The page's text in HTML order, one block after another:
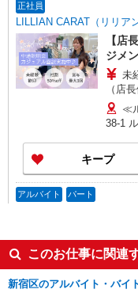
当の
時にお尋ねく
ン実
正社員
LILLIAN CARAT（リリア
【店
ジメ
未
（店
含む） ※経験・能力考慮 ※固定残業時間は1ヶ月
あた
3万円
同条件 【手当】固定残業手当／資格手当／店舗職
制手
時に
≪
38-1
キープ
アルバイト パート
Stola.（ストラ） 新宿サ
アパ
時
サブ
このお仕事に関連
新宿区のアルバイト・バイ